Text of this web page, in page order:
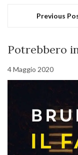
Previous
Potrebbero
4 Maggio 2020